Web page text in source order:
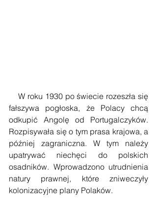
    W roku 1930 po świecie rozeszła się
fałszywa pogłoska, że Polacy chcą
odkupić Angolę od Portugalczyków.
Rozpisywała się o tym prasa krajowa, a
później zagraniczna. W tym należy
upatrywać niechęci do polskich
osadników. Wprowadzono utrudnienia
natury prawnej, które zniweczyły
kolonizacyjne plany Polaków.